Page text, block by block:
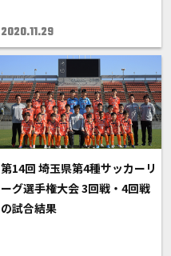
2020.11.29
第14回 埼玉県第4種サッカーリ
ーグ選手権大会 3回戦・4回戦
の試合結果